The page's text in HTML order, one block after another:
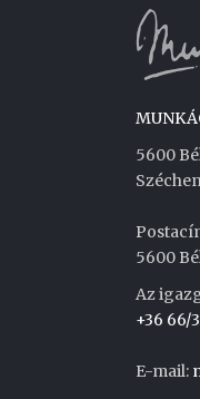
5600
5600
Az
+36 66/
E-mail: